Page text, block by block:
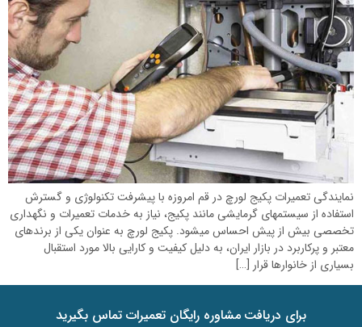
نمایندگی تعمیرات پکیج لورچ در قم امروزه با پیشرفت تکنولوژی و گسترش
استفاده از سیستمهای گرمایشی مانند پکیج، نیاز به خدمات تعمیرات و نگهداری
تخصصی بیش از پیش احساس میشود. پکیج لورچ به عنوان یکی از برندهای
معتبر و پرکاربرد در بازار ایران، به دلیل کیفیت و کارایی بالا مورد استقبال
بسیاری از خانوارها قرار […]
برای دریافت مشاوره رایگان تعمیرات تماس بگیرید